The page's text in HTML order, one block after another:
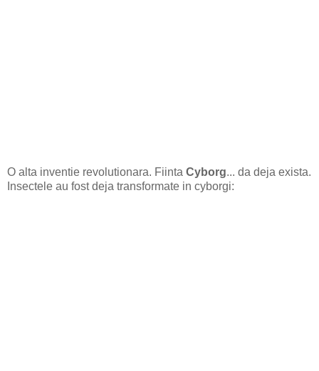
O alta inventie revolutionara. Fiinta Cyborg... da deja exista.
Insectele au fost deja transformate in cyborgi: